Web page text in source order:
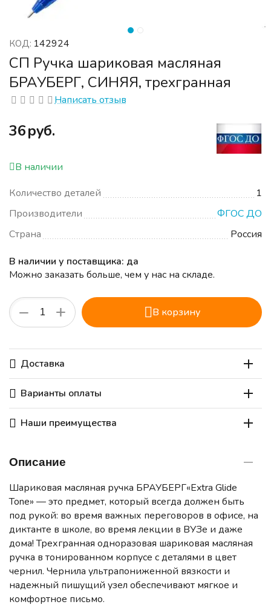
КОД: 142924
СП Ручка шариковая масляная
БРАУБЕРГ, СИНЯЯ, трехгранная
Написать отзыв
‍36‍руб.
В наличии
Количество деталей
1
Производители
ФГОС ДО
Страна
Россия
В наличии у поставщика: да
Можно заказать больше, чем у нас на складе.
+
− В корзину
Доставка
Варианты оплаты
Наши преимущества
Описание
Шариковая масляная ручка БРАУБЕРГ«Extra Glide
Tone» — это предмет, который всегда должен быть
под рукой: во время важных переговоров в офисе, на
диктанте в школе, во время лекции в ВУЗе и даже
дома! Трехгранная одноразовая шариковая масляная
ручка в тонированном корпусе с деталями в цвет
чернил. Чернила ультрапониженной вязкости и
надежный пишущий узел обеспечивают мягкое и
комфортное письмо.